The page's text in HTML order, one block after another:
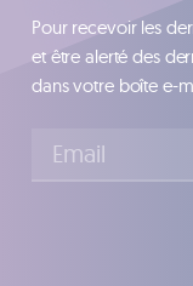
Pour recevoir les
et être alerté des
dans votre boîte e-